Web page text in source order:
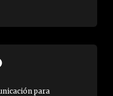
para